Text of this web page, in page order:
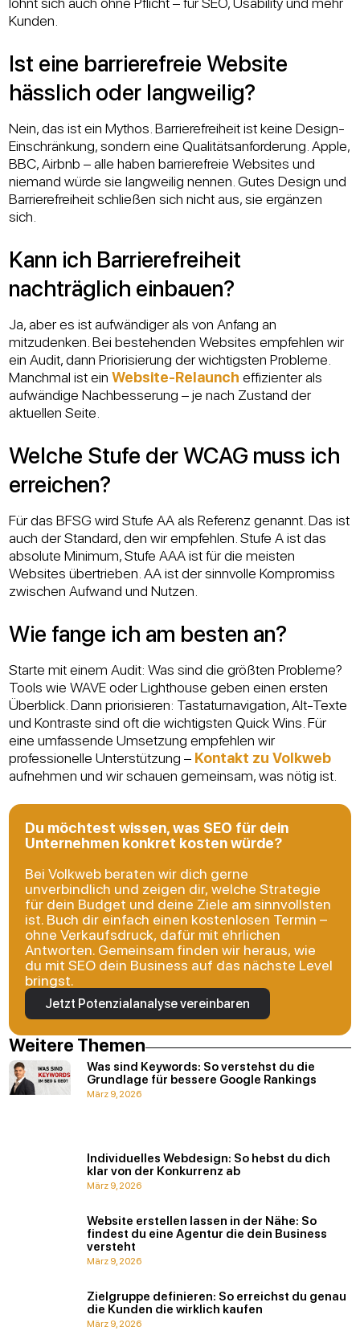
Kunden.
Ist eine barrierefreie Website
hässlich oder langweilig?
Nein, das ist ein Mythos. Barrierefreiheit ist keine Design-
Einschränkung, sondern eine Qualitätsanforderung. Apple,
BBC, Airbnb – alle haben barrierefreie Websites und
niemand würde sie langweilig nennen. Gutes Design und
Barrierefreiheit schließen sich nicht aus, sie ergänzen
sich.
Kann ich Barrierefreiheit
nachträglich einbauen?
Ja, aber es ist aufwändiger als von Anfang an
mitzudenken. Bei bestehenden Websites empfehlen wir
ein Audit, dann Priorisierung der wichtigsten Probleme.
Manchmal ist einWebsite-Relaunch effizienter als
aufwändige Nachbesserung – je nach Zustand der
aktuellen Seite.
Welche Stufe der WCAG muss ich
erreichen?
Für das BFSG wird Stufe AA als Referenz genannt. Das ist
auch der Standard, den wir empfehlen. Stufe A ist das
absolute Minimum, Stufe AAA ist für die meisten
Websites übertrieben. AA ist der sinnvolle Kompromiss
zwischen Aufwand und Nutzen.
Wie fange ich am besten an?
Starte mit einem Audit: Was sind die größten Probleme?
Tools wie WAVE oder Lighthouse geben einen ersten
Überblick. Dann priorisieren: Tastaturnavigation, Alt-Texte
und Kontraste sind oft die wichtigsten Quick Wins. Für
eine umfassende Umsetzung empfehlen wir
professionelle Unterstützung – Kontakt zu Volkweb
aufnehmen und wir schauen gemeinsam, was nötig ist.
Du möchtest wissen, was SEO für dein
Unternehmen konkret kosten würde?
Bei Volkweb beraten wir dich gerne
unverbindlich und zeigen dir, welche Strategie
für dein Budget und deine Ziele am sinnvollsten
ist. Buch dir einfach einen kostenlosen Termin –
ohne Verkaufsdruck, dafür mit ehrlichen
Antworten. Gemeinsam finden wir heraus, wie
du mit SEO dein Business auf das nächste Level
bringst.
Jetzt Potenzialanalyse vereinbaren
Weitere Themen
Was sind Keywords: So verstehst du die
Grundlage für bessere Google Rankings
März 9, 2026
Individuelles Webdesign: So hebst du dich
klar von der Konkurrenz ab
März 9, 2026
Website erstellen lassen in der Nähe: So
findest du eine Agentur die dein Business
versteht
März 9, 2026
Zielgruppe definieren: So erreichst du genau
die Kunden die wirklich kaufen
März 9, 2026